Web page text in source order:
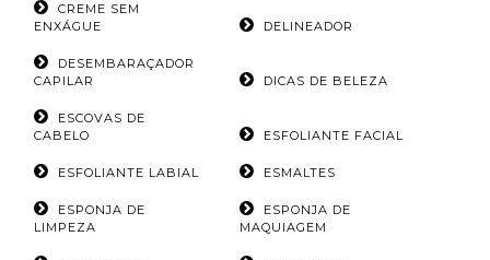
CREME SEM
ENXÁGUE
DELINEADOR
DESEMBARAÇADOR
CAPILAR
DICAS DE BELEZA
ESCOVAS DE
CABELO
ESFOLIANTE FACIAL
ESFOLIANTE LABIAL ESMALTES
ESPONJA DE
LIMPEZA
ESPONJA DE
MAQUIAGEM